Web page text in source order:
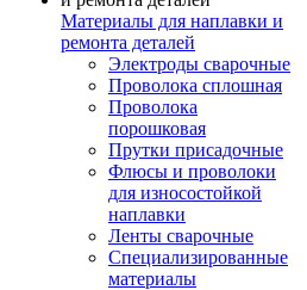
Материалы для наплавки и
ремонта деталей
Электроды сварочные
Проволока сплошная
Проволока
порошковая
Прутки присадочные
Флюсы и проволоки
для износостойкой
наплавки
Ленты сварочные
Специализированные
материалы